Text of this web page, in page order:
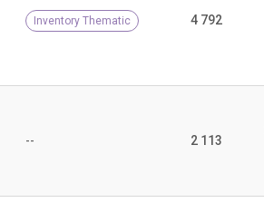
Inventory Thematic 4 792
-- 2 113